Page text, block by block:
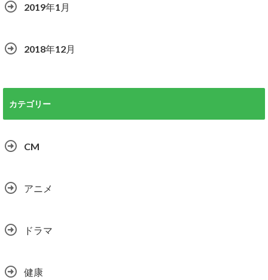
2019年1月
2018年12月
カテゴリー
CM
アニメ
ドラマ
健康